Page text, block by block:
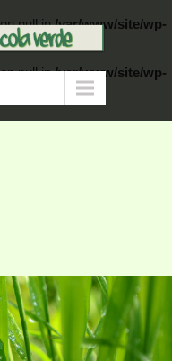
null in/var/www/site/wp-
null in/var/www/site/wp-